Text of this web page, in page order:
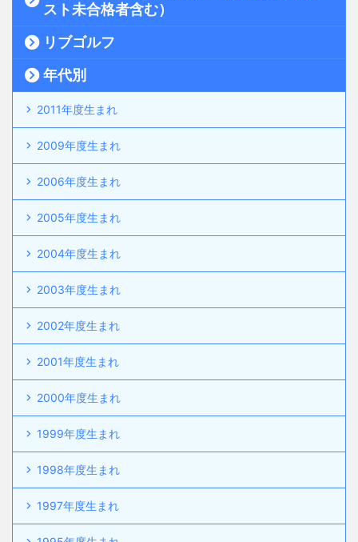
スト未合格者含む）
リブゴルフ
年代別
2011年度生まれ
2009年度生まれ
2006年度生まれ
2005年度生まれ
2004年度生まれ
2003年度生まれ
2002年度生まれ
2001年度生まれ
2000年度生まれ
1999年度生まれ
1998年度生まれ
1997年度生まれ